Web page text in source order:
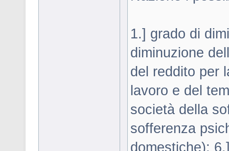
1.] grado di
diminuzione
del reddito per
lavoro e del
società della
sofferenza
domestiche);